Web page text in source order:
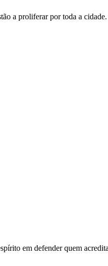
a proliferar por toda a
em defender quem